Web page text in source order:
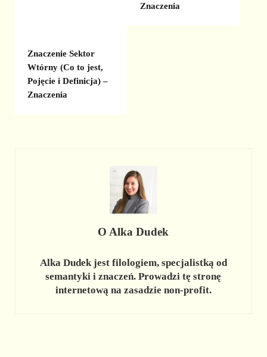
Znaczenia
Znaczenie Sektor
Wtórny (Co to jest,
Pojęcie i Definicja) –
Znaczenia
O Alka Dudek
Alka Dudek jest filologiem, specjalistką od
semantyki i znaczeń. Prowadzi tę stronę
internetową na zasadzie non-profit.